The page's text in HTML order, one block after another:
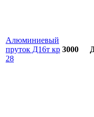
Алюминиевый
пруток Д16т кр
28
3000